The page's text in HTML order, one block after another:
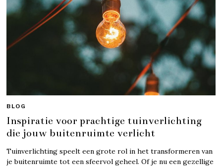
BLOG
Inspiratie voor prachtige tuinverlichting
die jouw buitenruimte verlicht
Tuinverlichting speelt een grote rol in het transformeren van
je buitenruimte tot een sfeervol geheel. Of je nu een gezellige